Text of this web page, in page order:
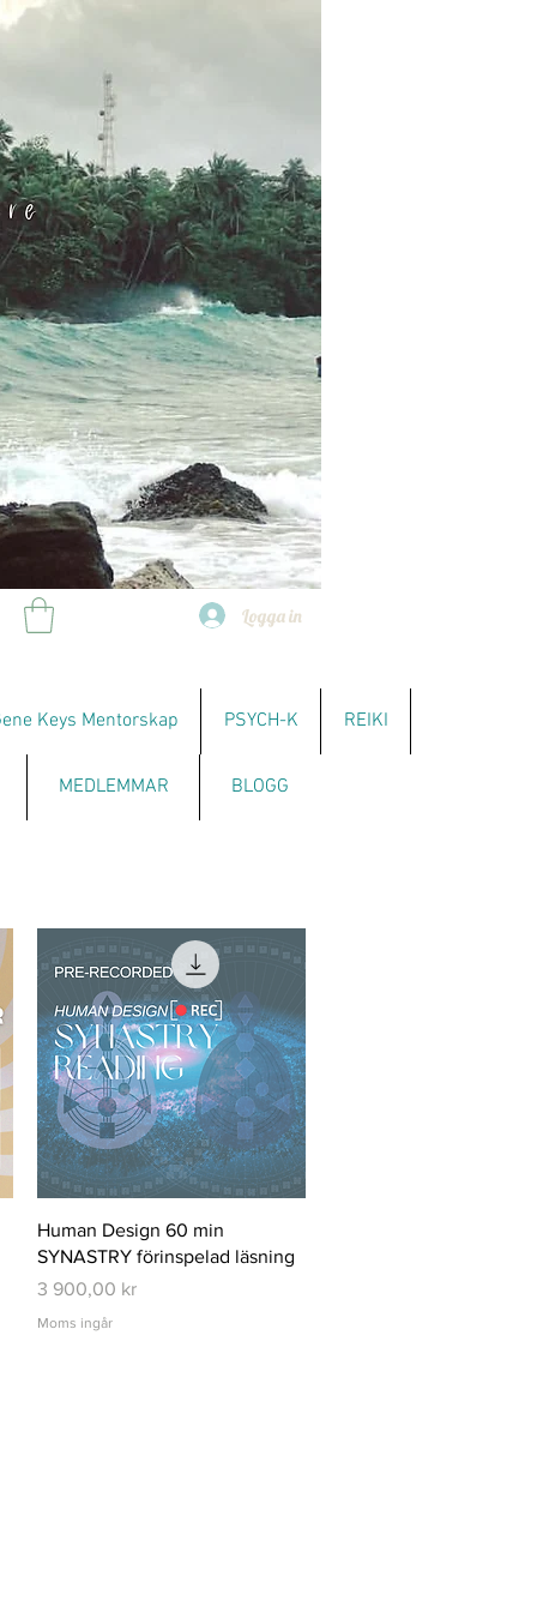
Logga in
Keys Mentorskap PSYCH-K REIKI
MEDLEMMAR BLOGG
Snabbvisning
Human Design 60 min
SYNASTRY förinspelad läsning
Pris
3 900,00 kr
Moms ingår